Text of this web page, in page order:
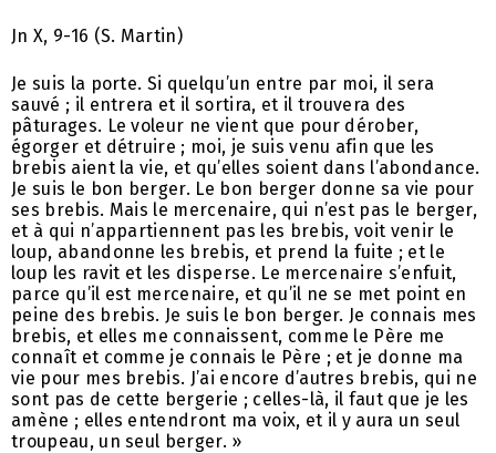
Jn X, 9-16 (S. Martin)
Je suis la porte. Si quelqu’un entre par moi, il sera
sauvé ; il entrera et il sortira, et il trouvera des
pâturages. Le voleur ne vient que pour dérober,
égorger et détruire ; moi, je suis venu afin que les
brebis aient la vie, et qu’elles soient dans l’abondance.
Je suis le bon berger. Le bon berger donne sa vie pour
ses brebis. Mais le mercenaire, qui n’est pas le berger,
et à qui n’appartiennent pas les brebis, voit venir le
loup, abandonne les brebis, et prend la fuite ; et le
loup les ravit et les disperse. Le mercenaire s’enfuit,
parce qu’il est mercenaire, et qu’il ne se met point en
peine des brebis. Je suis le bon berger. Je connais mes
brebis, et elles me connaissent, comme le Père me
connaît et comme je connais le Père ; et je donne ma
vie pour mes brebis. J’ai encore d’autres brebis, qui ne
sont pas de cette bergerie ; celles-là, il faut que je les
amène ; elles entendront ma voix, et il y aura un seul
troupeau, un seul berger. »